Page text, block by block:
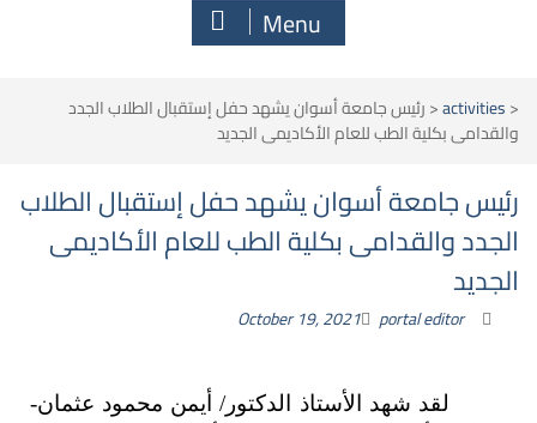
Menu
<
activities
<رئيس جامعة أسوان يشهد حفل إستقبال الطلاب الجدد
والقدامى بكلية الطب للعام الأكاديمى الجديد
رئيس جامعة أسوان يشهد حفل إستقبال الطلاب
الجدد والقدامى بكلية الطب للعام الأكاديمى
الجديد
October 19, 2021 portal editor
لقد شهد الأستاذ الدكتور/ أيمن محمود عثمان-